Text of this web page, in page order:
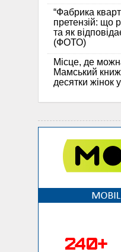
“Фабрика
претензій: що
та як
(ФОТО)
Місце, де
Мамський
десятки жінок